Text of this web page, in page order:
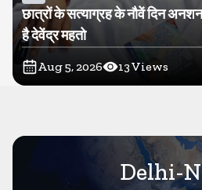
छात्रों के सत्याग्रह के नौवें दिन
है देवेंद्र महतो
Aug 5, 2026 13Views
Delhi-